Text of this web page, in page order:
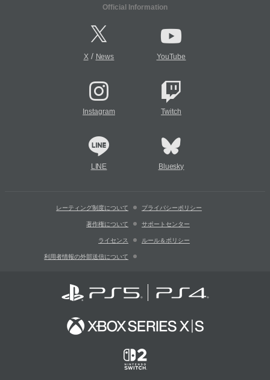
Official Information
X/ News YouTube
Instagram Twitch
LINE Bluesky
レーティング制度について プライバシーポリシー
著作権について サポートセンター
ライセンス ルール＆ポリシー
利用者情報の外部送信について